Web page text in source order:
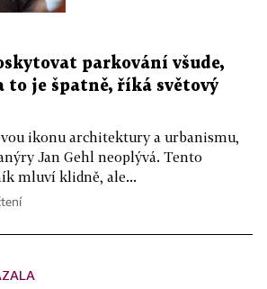
parkování všude,
to je špatně, říká světový
ikonu architektury a urbanismu,
Jan Gehl neoplývá. Tento
mluví klidně, ale...